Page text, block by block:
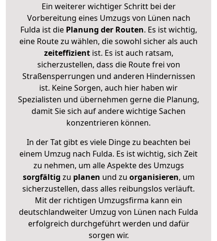
Ein weiterer wichtiger Schritt bei der
Vorbereitung eines Umzugs von Lünen nach
Fulda ist diePlanung der Routen. Es ist wichtig,
eine Route zu wählen, die sowohl sicher als auch
zeiteffizientist. Es ist auch ratsam,
sicherzustellen, dass die Route frei von
Straßensperrungen und anderen Hindernissen
ist. Keine Sorgen, auch hier haben wir
Spezialisten und übernehmen gerne die Planung,
damit Sie sich auf andere wichtige Sachen
konzentrieren können.
In der Tat gibt es viele Dinge zu beachten bei
einem Umzug nach Fulda. Es ist wichtig, sich Zeit
zu nehmen, um alle Aspekte des Umzugs
sorgfältig zu planen und zu organisieren, um
sicherzustellen, dass alles reibungslos verläuft.
Mit der richtigen Umzugsfirma kann ein
deutschlandweiter Umzug von Lünen nach Fulda
erfolgreich durchgeführt werden und dafür
sorgen wir.